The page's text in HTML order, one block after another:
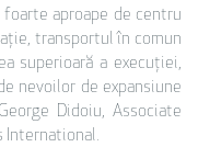
aproape de centru
transportul în comun
superioară a execuției,
nevoilor de expansiune
Didoiu, Associate
International.